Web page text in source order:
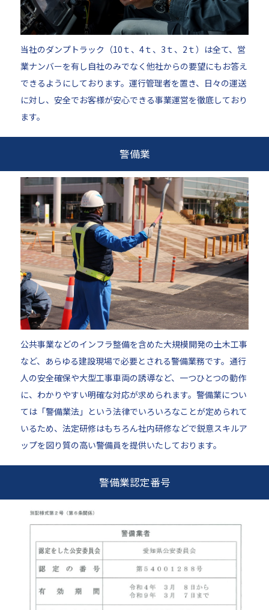
当社のダンプトラック（10ｔ、4ｔ、3ｔ、2ｔ）は全て、営
業ナンバーを有し自社のみでなく他社からの要望にもお答え
できるようにしております。運行管理者を置き、日々の運送
に対し、安全でお客様が安心できる事業運営を徹底しており
ます。
警備業
公共事業などのインフラ整備を含めた大規模開発の土木工事
など、あらゆる建設現場で必要とされる警備業務です。通行
人の安全確保や大型工事車両の誘導など、一つひとつの動作
に、わかりやすい明確な対応が求められます。警備業につい
ては「警備業法」という法律でいろいろなことが定められて
いるため、法定研修はもちろん社内研修などで鋭意スキルア
ップを図り質の高い警備員を提供いたしております。
警備業認定番号